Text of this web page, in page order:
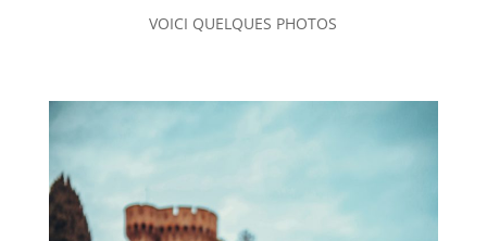
VOICI QUELQUES PHOTOS